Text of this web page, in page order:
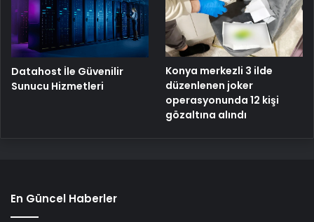
Datahost İle Güvenilir
Sunucu Hizmetleri
Konya merkezli 3 ilde
düzenlenen joker
operasyonunda 12 kişi
gözaltına alındı
En Güncel Haberler